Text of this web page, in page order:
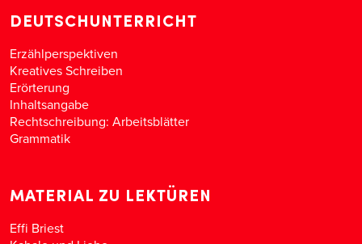
DEUTSCHUNTERRICHT
Erzählperspektiven
Kreatives Schreiben
Erörterung
Inhaltsangabe
Rechtschreibung: Arbeitsblätter
Grammatik
MATERIAL ZU LEKTÜREN
Effi Briest